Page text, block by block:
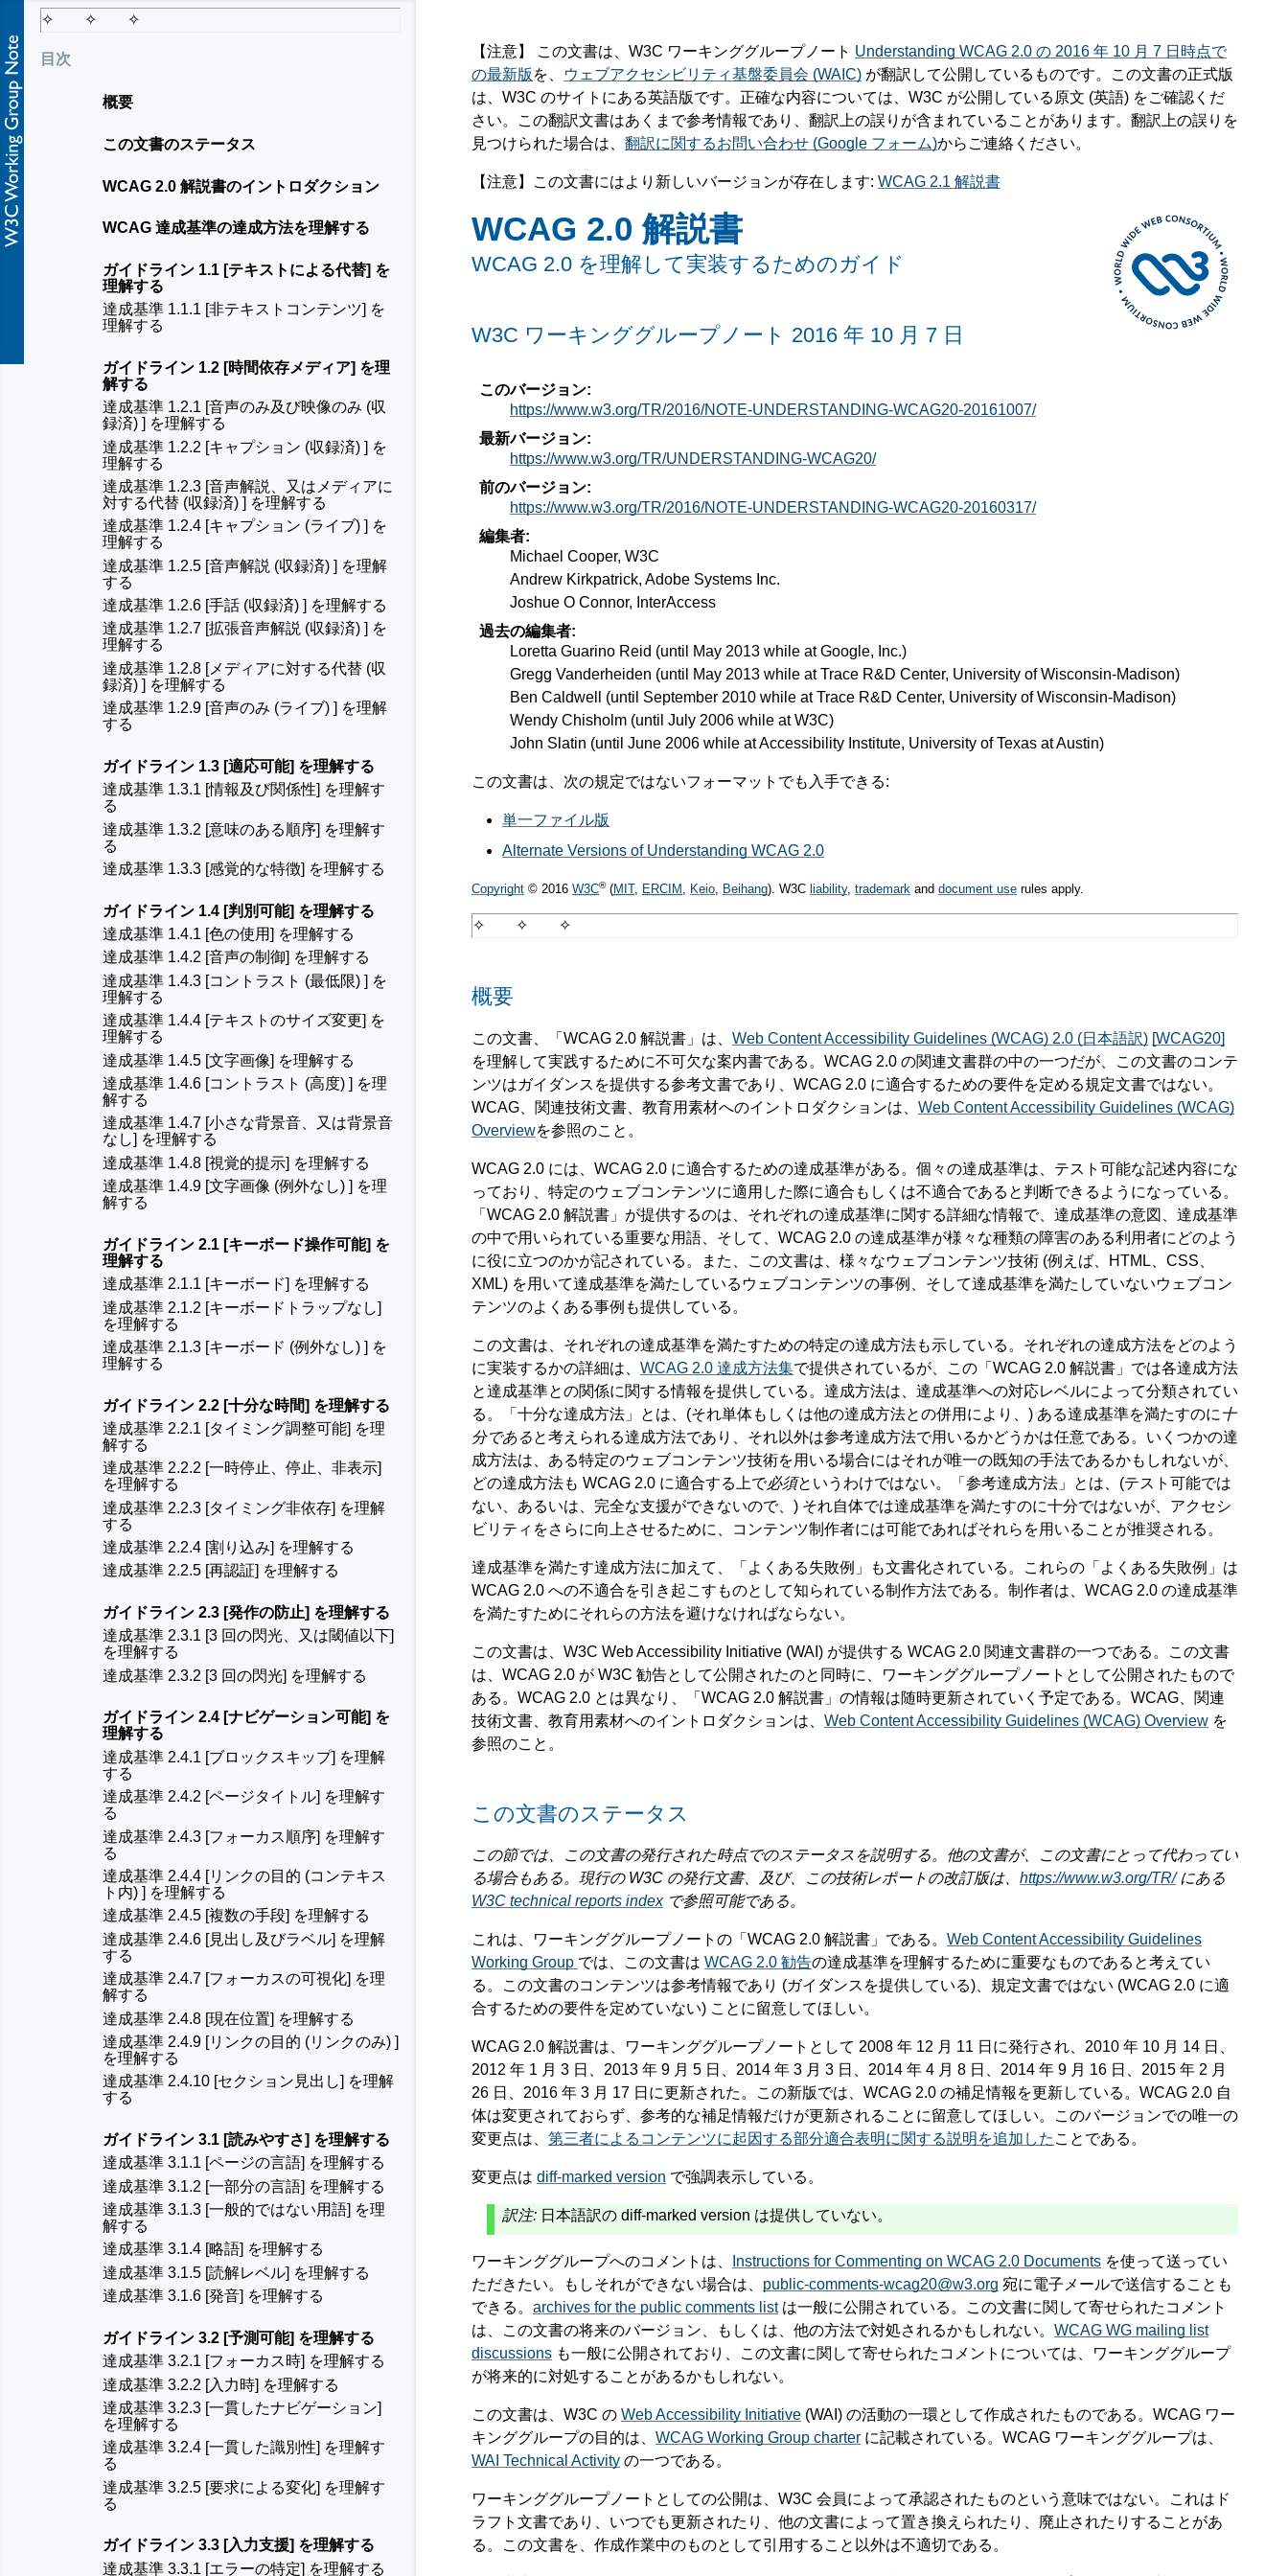
【注意】 この文書は、W3C ワーキンググループノート Understanding WCAG 2.0 の 2016 年 10 月 7 日時点で
の最新版 を、 ウェブアクセシビリティ基盤委員会 (WAIC) が翻訳して公開しているものです。この文書の正式版
は、W3C のサイトにある英語版です。正確な内容については、W3C が公開している原文 (英語) をご確認くだ
さい。この翻訳文書はあくまで参考情報であり、翻訳上の誤りが含まれていることがあります。翻訳上の誤りを
見つけられた場合は、 翻訳に関するお問い合わせ (Google フォーム)からご連絡ください。
【注意】この文書にはより新しいバージョンが存在します: WCAG 2.1 解説書
WCAG 2.0 解説書
WCAG 2.0 を理解して実装するためのガイド
W3C ワーキンググループノート 2016 年 10 月 7 日
このバージョン:
https://www.w3.org/TR/2016/NOTE-UNDERSTANDING-WCAG20-20161007/
最新バージョン:
https://www.w3.org/TR/UNDERSTANDING-WCAG20/
前のバージョン:
https://www.w3.org/TR/2016/NOTE-UNDERSTANDING-WCAG20-20160317/
編集者:
Michael Cooper, W3C
Andrew Kirkpatrick, Adobe Systems Inc.
Joshue O Connor, InterAccess
過去の編集者:
Loretta Guarino Reid (until May 2013 while at Google, Inc.)
Gregg Vanderheiden (until May 2013 while at Trace R&D Center, University of Wisconsin-Madison)
Ben Caldwell (until September 2010 while at Trace R&D Center, University of Wisconsin-Madison)
Wendy Chisholm (until July 2006 while at W3C)
John Slatin (until June 2006 while at Accessibility Institute, University of Texas at Austin)
この文書は、次の規定ではないフォーマットでも入手できる:
単一ファイル版
Alternate Versions of Understanding WCAG 2.0
Copyright © 2016 W3C®(MIT, ERCIM , Keio, Beihang). W3C liability, trademark and document use rules apply.
概要
この文書、「WCAG 2.0 解説書」は、 Web Content Accessibility Guidelines (WCAG) 2.0 (日本語訳) [WCAG20]
を理解して実践するために不可欠な案内書である。WCAG 2.0 の関連文書群の中の一つだが、この文書のコンテ
ンツはガイダンスを提供する参考文書であり、WCAG 2.0 に適合するための要件を定める規定文書ではない。
WCAG、関連技術文書、教育用素材へのイントロダクションは、 Web Content Accessibility Guidelines (WCAG)
Overviewを参照のこと。
WCAG 2.0 には、WCAG 2.0 に適合するための達成基準がある。個々の達成基準は、テスト可能な記述内容にな
っており、特定のウェブコンテンツに適用した際に適合もしくは不適合であると判断できるようになっている。
「WCAG 2.0 解説書」が提供するのは、それぞれの達成基準に関する詳細な情報で、達成基準の意図、達成基準
の中で用いられている重要な用語、そして、WCAG 2.0 の達成基準が様々な種類の障害のある利用者にどのよう
に役に立つのかが記されている。また、この文書は、様々なウェブコンテンツ技術 (例えば、HTML、CSS、
XML) を用いて達成基準を満たしているウェブコンテンツの事例、そして達成基準を満たしていないウェブコン
テンツのよくある事例も提供している。
この文書は、それぞれの達成基準を満たすための特定の達成方法も示している。それぞれの達成方法をどのよう
に実装するかの詳細は、 WCAG 2.0 達成方法集で提供されているが、この「WCAG 2.0 解説書」では各達成方法
と達成基準との関係に関する情報を提供している。達成方法は、達成基準への対応レベルによって分類されてい
る。「十分な達成方法」とは、(それ単体もしくは他の達成方法との併用により、) ある達成基準を満たすのに 十
分であると考えられる達成方法であり、それ以外は参考達成方法で用いるかどうかは任意である。いくつかの達
成方法は、ある特定のウェブコンテンツ技術を用いる場合にはそれが唯一の既知の手法であるかもしれないが、
どの達成方法も WCAG 2.0 に適合する上で必須というわけではない。「参考達成方法」とは、(テスト可能では
ない、あるいは、完全な支援ができないので、) それ自体では達成基準を満たすのに十分ではないが、アクセシ
ビリティをさらに向上させるために、コンテンツ制作者には可能であればそれらを用いることが推奨される。
達成基準を満たす達成方法に加えて、「よくある失敗例」も文書化されている。これらの「よくある失敗例」は
WCAG 2.0 への不適合を引き起こすものとして知られている制作方法である。制作者は、WCAG 2.0 の達成基準
を満たすためにそれらの方法を避けなければならない。
この文書は、W3C Web Accessibility Initiative (WAI) が提供する WCAG 2.0 関連文書群の一つである。この文書
は、WCAG 2.0 が W3C 勧告として公開されたのと同時に、ワーキンググループノートとして公開されたもので
ある。WCAG 2.0 とは異なり、「WCAG 2.0 解説書」の情報は随時更新されていく予定である。WCAG、関連
技術文書、教育用素材へのイントロダクションは、 Web Content Accessibility Guidelines (WCAG) Overview を
参照のこと。
この文書のステータス
この節では、この文書の発行された時点でのステータスを説明する。他の文書が、この文書にとって代わってい
る場合もある。現行の W3C の発行文書、及び、この技術レポートの改訂版は、 https://www.w3.org/TR/にある
W3C technical reports indexで参照可能である。
これは、ワーキンググループノートの「WCAG 2.0 解説書」である。 Web Content Accessibility Guidelines
Working Group では、この文書は WCAG 2.0 勧告の達成基準を理解するために重要なものであると考えてい
る。この文書のコンテンツは参考情報であり (ガイダンスを提供している)、規定文書ではない (WCAG 2.0 に適
合するための要件を定めていない) ことに留意してほしい。
WCAG 2.0 解説書は、ワーキンググループノートとして 2008 年 12 月 11 日に発行され、2010 年 10 月 14 日、
2012 年 1 月 3 日、2013 年 9 月 5 日、2014 年 3 月 3 日、2014 年 4 月 8 日、2014 年 9 月 16 日、2015 年 2 月
26 日、2016 年 3 月 17 日に更新された。この新版では、WCAG 2.0 の補足情報を更新している。WCAG 2.0 自
体は変更されておらず、参考的な補足情報だけが更新されることに留意してほしい。このバージョンでの唯一の
変更点は、 第三者によるコンテンツに起因する部分適合表明に関する説明を追加した ことである。
変更点は diff-marked version で強調表示している。
訳注: 日本語訳の diff-marked version は提供していない。
ワーキンググループへのコメントは、 Instructions for Commenting on WCAG 2.0 Documents を使って送ってい
ただきたい。もしそれができない場合は、 public-comments-wcag20@w3.org 宛に電子メールで送信することも
できる。 archives for the public comments listは一般に公開されている。この文書に関して寄せられたコメント
は、この文書の将来のバージョン、もしくは、他の方法で対処されるかもしれない。 WCAG WG mailing list
discussions も一般に公開されており、この文書に関して寄せられたコメントについては、ワーキンググループ
が将来的に対処することがあるかもしれない。
この文書は、W3C の Web Accessibility Initiative (WAI) の活動の一環として作成されたものである。WCAG ワー
キンググループの目的は、 WCAG Working Group charter に記載されている。WCAG ワーキンググループは、
WAI Technical Activity の一つである。
ワーキンググループノートとしての公開は、W3C 会員によって承認されたものという意味ではない。これはド
ラフト文書であり、いつでも更新されたり、他の文書によって置き換えられたり、廃止されたりすることがあ
る。この文書を、作成作業中のものとして引用すること以外は不適切である。
目次
概要
この文書のステータス
WCAG 2.0 解説書のイントロダクション
WCAG 達成基準の達成方法を理解する
ガイドライン 1.1 [テキストによる代替] を
理解する
達成基準 1.1.1 [非テキストコンテンツ] を
理解する
ガイドライン 1.2 [時間依存メディア] を理
解する
達成基準 1.2.1 [音声のみ及び映像のみ (収
録済) ] を理解する
達成基準 1.2.2 [キャプション (収録済) ] を
理解する
達成基準 1.2.3 [音声解説、又はメディアに
対する代替 (収録済) ] を理解する
達成基準 1.2.4 [キャプション (ライブ) ] を
理解する
達成基準 1.2.5 [音声解説 (収録済) ] を理解
する
達成基準 1.2.6 [手話 (収録済) ] を理解する
達成基準 1.2.7 [拡張音声解説 (収録済) ] を
理解する
達成基準 1.2.8 [メディアに対する代替 (収
録済) ] を理解する
達成基準 1.2.9 [音声のみ (ライブ) ] を理解
する
ガイドライン 1.3 [適応可能] を理解する
達成基準 1.3.1 [情報及び関係性] を理解す
る
達成基準 1.3.2 [意味のある順序] を理解す
る
達成基準 1.3.3 [感覚的な特徴] を理解する
ガイドライン 1.4 [判別可能] を理解する
達成基準 1.4.1 [色の使用] を理解する
達成基準 1.4.2 [音声の制御] を理解する
達成基準 1.4.3 [コントラスト (最低限) ] を
理解する
達成基準 1.4.4 [テキストのサイズ変更] を
理解する
達成基準 1.4.5 [文字画像] を理解する
達成基準 1.4.6 [コントラスト (高度) ] を理
解する
達成基準 1.4.7 [小さな背景音、又は背景音
なし] を理解する
達成基準 1.4.8 [視覚的提示] を理解する
達成基準 1.4.9 [文字画像 (例外なし) ] を理
解する
ガイドライン 2.1 [キーボード操作可能] を
理解する
達成基準 2.1.1 [キーボード] を理解する
達成基準 2.1.2 [キーボードトラップなし]
を理解する
達成基準 2.1.3 [キーボード (例外なし) ] を
理解する
ガイドライン 2.2 [十分な時間] を理解する
達成基準 2.2.1 [タイミング調整可能] を理
解する
達成基準 2.2.2 [一時停止、停止、非表示]
を理解する
達成基準 2.2.3 [タイミング非依存] を理解
する
達成基準 2.2.4 [割り込み] を理解する
達成基準 2.2.5 [再認証] を理解する
ガイドライン 2.3 [発作の防止] を理解する
達成基準 2.3.1 [3 回の閃光、又は閾値以下]
を理解する
達成基準 2.3.2 [3 回の閃光] を理解する
ガイドライン 2.4 [ナビゲーション可能] を
理解する
達成基準 2.4.1 [ブロックスキップ] を理解
する
達成基準 2.4.2 [ページタイトル] を理解す
る
達成基準 2.4.3 [フォーカス順序] を理解す
る
達成基準 2.4.4 [リンクの目的 (コンテキス
ト内) ] を理解する
達成基準 2.4.5 [複数の手段] を理解する
達成基準 2.4.6 [見出し及びラベル] を理解
する
達成基準 2.4.7 [フォーカスの可視化] を理
解する
達成基準 2.4.8 [現在位置] を理解する
達成基準 2.4.9 [リンクの目的 (リンクのみ) ]
を理解する
達成基準 2.4.10 [セクション見出し] を理解
する
ガイドライン 3.1 [読みやすさ] を理解する
達成基準 3.1.1 [ページの言語] を理解する
達成基準 3.1.2 [一部分の言語] を理解する
達成基準 3.1.3 [一般的ではない用語] を理
解する
達成基準 3.1.4 [略語] を理解する
達成基準 3.1.5 [読解レベル] を理解する
達成基準 3.1.6 [発音] を理解する
ガイドライン 3.2 [予測可能] を理解する
達成基準 3.2.1 [フォーカス時] を理解する
達成基準 3.2.2 [入力時] を理解する
達成基準 3.2.3 [一貫したナビゲーション]
を理解する
達成基準 3.2.4 [一貫した識別性] を理解す
る
達成基準 3.2.5 [要求による変化] を理解す
る
ガイドライン 3.3 [入力支援] を理解する
達成基準 3.3.1 [エラーの特定] を理解する